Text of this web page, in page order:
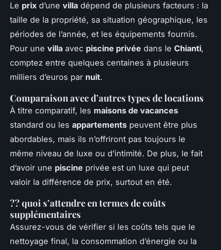
Le prix d’une villa dépend de plusieurs facteurs : la
taille de la propriété, sa situation géographique, les
périodes de l’année, et les équipements fournis.
Pour une villa avec piscine privée dans le Chianti,
comptez entre quelques centaines à plusieurs
milliers d’euros par nuit.
Comparaison avec d’autres types de locations
À titre comparatif, les maisons de vacances
standard ou les appartements peuvent être plus
abordables, mais ils n’offriront pas toujours le
même niveau de luxe ou d’intimité. De plus, le fait
d’avoir une piscine privée est un luxe qui peut
valoir la différence de prix, surtout en été.
?? quoi s’attendre en termes de coûts
supplémentaires
Assurez-vous de vérifier si les coûts tels que le
nettoyage final, la consommation d’énergie ou la